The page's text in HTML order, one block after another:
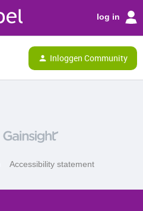
log in
Inloggen Community
Accessibility statement